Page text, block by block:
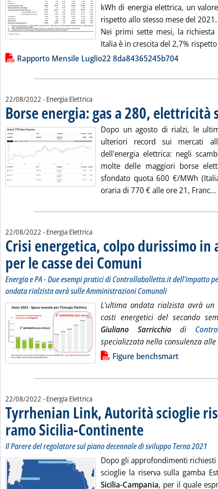
kWh di energia elettrica, un
rispetto allo stesso mese del 2021.
Nei primi sette mesi, la
Italia è in crescita del 2,7%
Lista allegati PDF alla notizia
Rapporto Mensile Luglio22 8da84365245b704
22/08/2022 - Energia Elettrica
Borse energia: gas a 280, elettricità
Dopo un agosto di rialzi, le
ulteriori record sui mercati
dell'energia elettrica: negli
molte delle maggiori borse
sfondato quota 600 €/MWh
oraria di 770 € alle ore 21, Franc...
22/08/2022 - Energia Elettrica
Crisi energetica, colpo durissimo in
per le casse dei Comuni
Energia e PA - Due esempi pratici di Controllabolletta.it dell'impatto
ondata rialzista avrà sulle Amministrazioni Comunali
L'ultima ondata rialzista avrà un
costi energetici del secondo
Giuliano Sarricchio di
specializzata nella consulenza
Lista allegati PDF alla notiziaFigure benchsmart
22/08/2022 - Energia Elettrica
Tyrrhenian Link, Autorità scioglie
ramo Sicilia-Continente . Sottotitolo: Il Parere del
. Pubblicata lunedì 22 agosto
Il Parere del regolatore sul piano decennale di sviluppo Terna 2021
Dopo gli approfondimenti
scioglie la riserva sulla gamba
Sicilia-Campania, per il quale